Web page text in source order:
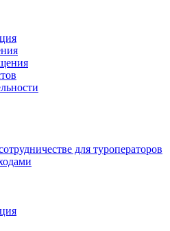
для туроператоров